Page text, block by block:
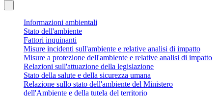
Informazioni ambientali
Stato dell'ambiente
Fattori inquinanti
Misure incidenti sull'ambiente e relative analisi di impatto
Misure a protezione dell'ambiente e relative analisi di impatto
Relazioni sull'attuazione della legislazione
Stato della salute e della sicurezza umana
Relazione sullo stato dell'ambiente del Ministero
dell'Ambiente e della tutela del territorio